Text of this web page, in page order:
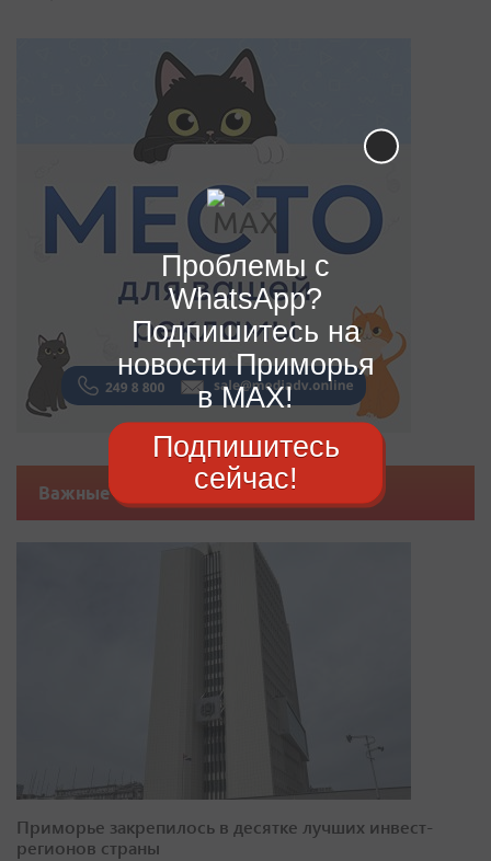
Важные новости
Приморье закрепилось в десятке лучших инвест-
регионов страны
Проблемы с
WhatsApp?
Подпишитесь на
новости Приморья
в MAX!
Подпишитесь
сейчас!